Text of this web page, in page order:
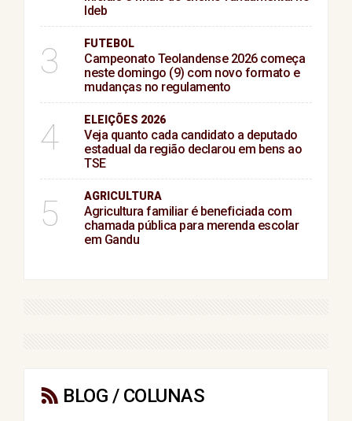
Ideb
3 FUTEBOL
Campeonato Teolandense 2026 começa
neste domingo (9) com novo formato e
mudanças no regulamento
4 ELEIÇÕES 2026
Veja quanto cada candidato a deputado
estadual da região declarou em bens ao
TSE
5 AGRICULTURA
Agricultura familiar é beneficiada com
chamada pública para merenda escolar
em Gandu
BLOG / COLUNAS